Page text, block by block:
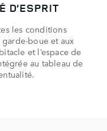
D’ESPRIT
les conditions
boue et aux
et l’espace de
au tableau de